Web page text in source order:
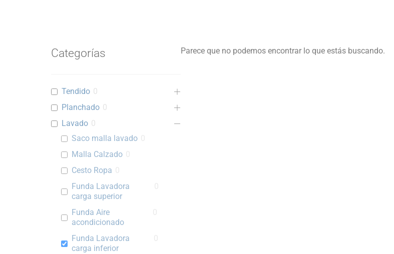
Categorías
Tendido 0
Planchado 0
Lavado 0
Saco malla lavado
Malla Calzado
Cesto Ropa
Funda Lavadora
carga superior
Funda Aire
acondicionado
Funda Lavadora
carga inferior
Parece que no podemos encontrar lo que estás buscando.